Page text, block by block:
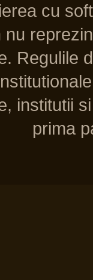
cu
Regulile
institutii
prima